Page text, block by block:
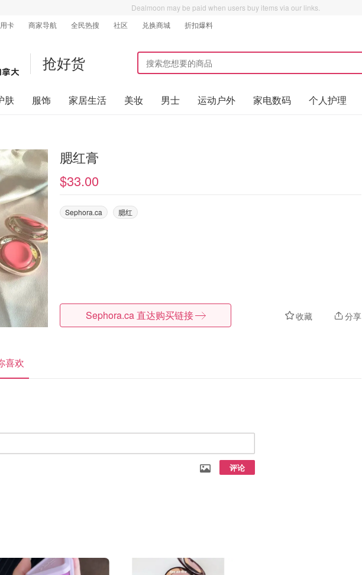
Dealmoon may be paid when users buy items via our links.
卡 商家导航 全民热搜 社区 兑换商城 折扣爆料
抢好货
肤 服饰 家居生活 美妆 男士 运动户外 家电数码 个人护理
腮红膏
$33.00
Sephora.ca 腮红
收藏 分享
Sephora.ca 直达购买链接
喜欢
评论